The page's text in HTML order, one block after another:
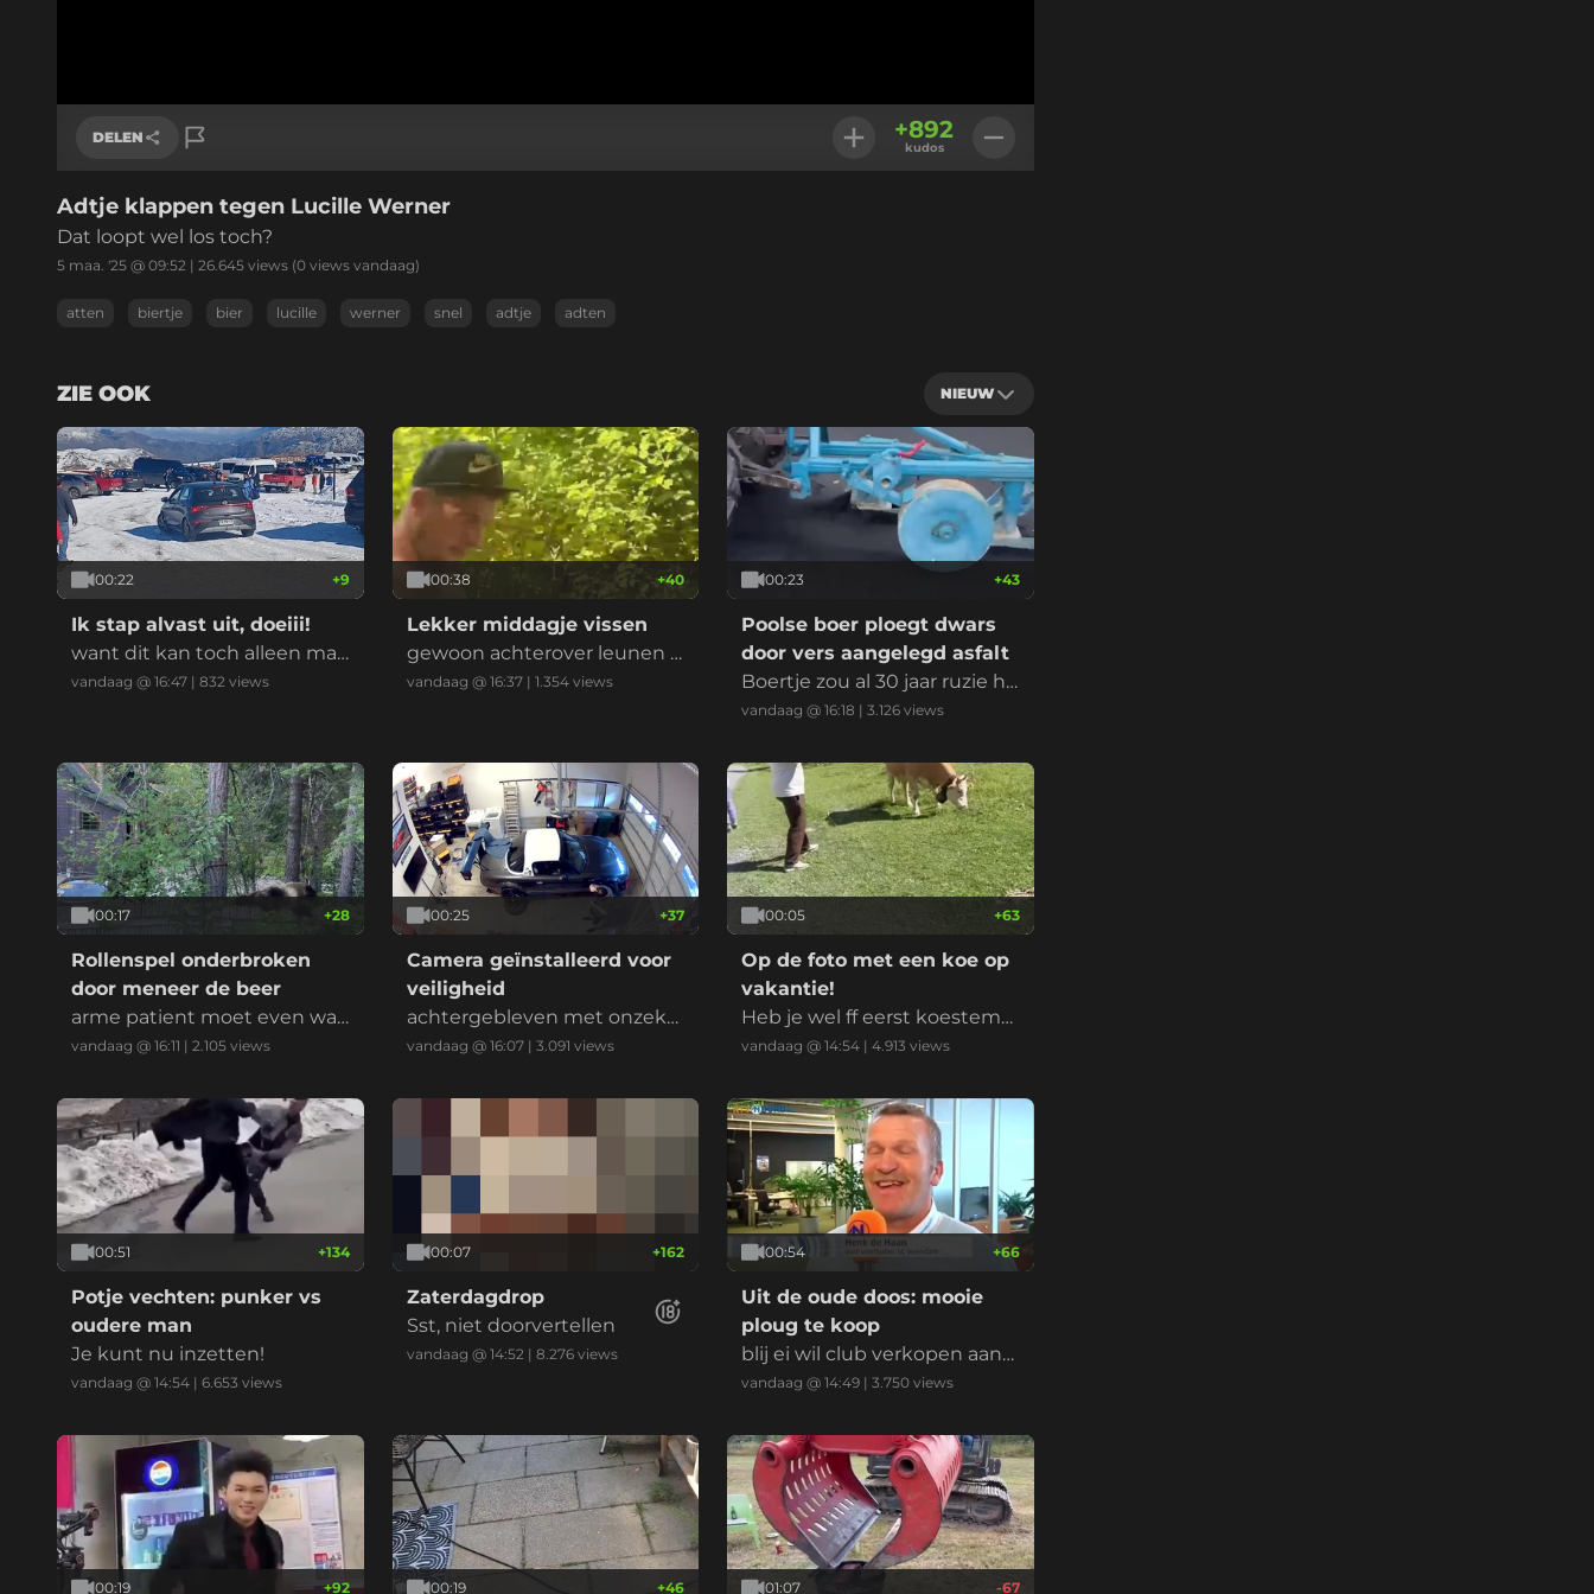
DELEN
Link kopiëren
+892
kudos
Adtje klappen tegen Lucille Werner
Dat loopt wel los toch?
5 maa. '25 @ 09:52 | 26.645 views (0 views vandaag)
atten biertje bier lucille werner snel adtje adten
ZIE OOK NIEUW
00:22 +9
Ik stap alvast uit, doeiii!
want dit kan toch alleen maa
r fout gaan?!
vandaag @ 16:47 | 832 views
00:38 +40
Lekker middagje vissen
gewoon achterover leunen e
n kijken of ze bijten
vandaag @ 16:37| 1.354views
00:23 +43
Poolse boer ploegt dwars
door vers aangelegd asfalt
Boertje zou al 30 jaar ruzie he
bben met de gemeente, wa
wil geen nieuw asfalt
vandaag @ 16:18 |3.126 views
00:17 +28
Rollenspel onderbroken
door meneer de beer
arme patient moet even wac
hten op z'n behandeling
vandaag @ 16:11 | 2.105 views
00:25 +37
Camera geïnstalleerd voor
veiligheid
achtergebleven met onzeke
rheid
vandaag @ 16:07| 3.091 views
00:05 +63
Op de foto met een koe op
vakantie!
Heb je wel ff eerst koestem
ming gevraagd?
vandaag @ 14:54 |4.913 views
00:51 +134
Potje vechten: punker vs
oudere man
Je kunt nu inzetten!
vandaag @ 14:54 | 6.653 views
00:07 +162
Zaterdagdrop
Sst, niet doorvertellen
vandaag @ 14:52 | 8.276views
00:54 +66
Uit de oude doos: mooie
ploug te koop
blij ei wil club verkopen aan
Mohammed.
vandaag @ 14:49 |3.750 views
00:19 +92 00:19 +46 01:07 -67